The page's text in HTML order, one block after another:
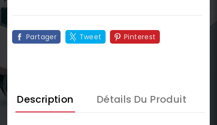
Partager Tweet Pinterest
Description Détails Du Produit